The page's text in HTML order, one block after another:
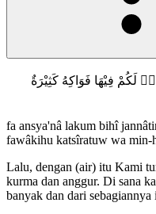
لَكُمْ فِيْهَا فَوَاكِهُ كَثِيْرَةٌ
fa ansya'nâ lakum bihî
fawâkihu katsîratuw wa min-
Lalu, dengan (air) itu Kami
kurma dan anggur. Di sana
banyak dan dari sebagiannya